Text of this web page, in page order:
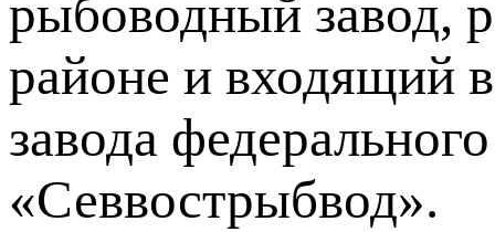
рыбоводный завод,
районе и входящий
завода
«Севвострыбвод».